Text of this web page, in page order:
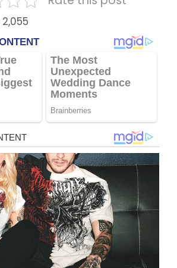
2,055